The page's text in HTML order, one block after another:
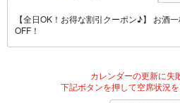
【全日OK！お得な割引クーポン♪】 お酒
OFF！
カレンダーの更新に失
下記ボタンを押して空席状況を